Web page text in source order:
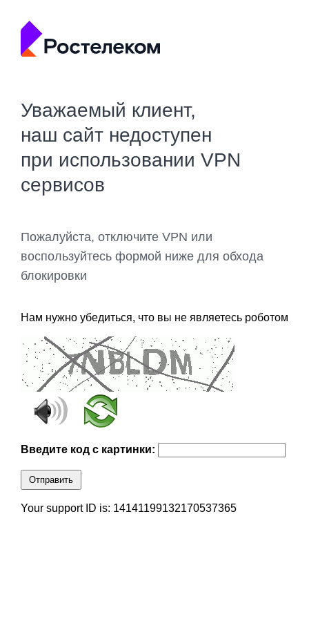
Уважаемый клиент,
наш сайт недоступен
при использовании VPN
сервисов
Пожалуйста, отключите VPN или
воспользуйтесь формой ниже для обхода
блокировки
Нам нужно убедиться, что вы не являетесь роботом
Введите код с картинки:
Отправить
Your support ID is: 14141199132170537365